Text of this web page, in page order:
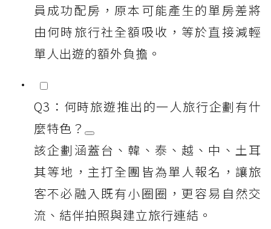
員成功配房，原本可能產生的單房差將
由何時旅行社全額吸收，等於直接減輕
單人出遊的額外負擔。
Q3：何時旅遊推出的一人旅行企劃有什
麼特色？
該企劃涵蓋台、韓、泰、越、中、土耳
其等地，主打全團皆為單人報名，讓旅
客不必融入既有小圈圈，更容易自然交
流、結伴拍照與建立旅行連結。